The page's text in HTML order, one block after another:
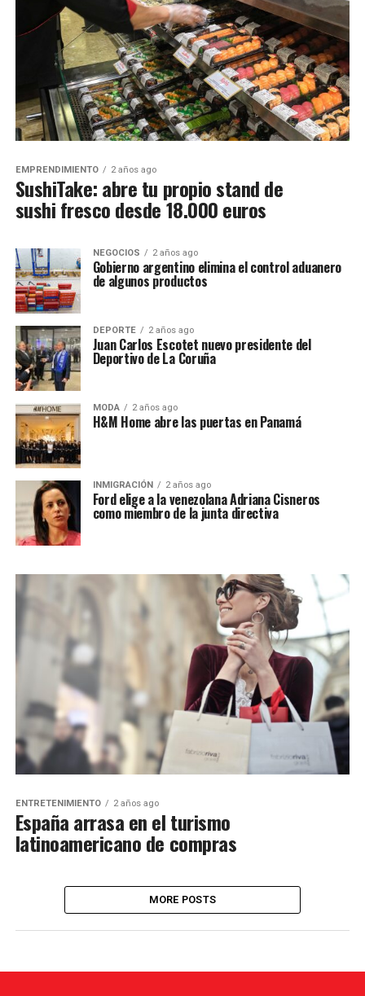
EMPRENDIMIENTO 2 años ago
SushiTake: abre tu propio stand de
sushi fresco desde 18.000 euros
NEGOCIOS 2 años ago
Gobierno argentino elimina el control aduanero
de algunos productos
DEPORTE 2 años ago
Juan Carlos Escotet nuevo presidente del
Deportivo de La Coruña
MODA 2 años ago
H&M Home abre las puertas en Panamá
INMIGRACIÓN 2 años ago
Ford elige a la venezolana Adriana Cisneros
como miembro de la junta directiva
ENTRETENIMIENTO 2 años ago
España arrasa en el turismo
latinoamericano de compras
MORE POSTS